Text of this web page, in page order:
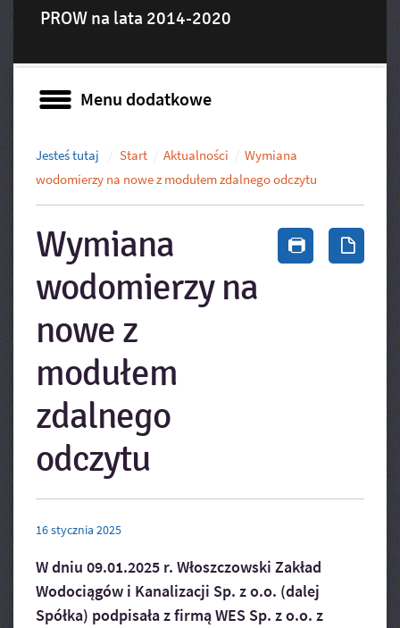
PROW na lata 2014-2020
Menu dodatkowe
Menu dodatkowe
Jesteś tutaj Start Aktualności
Wymiana
wodomierzy na nowe z modułem zdalnego odczytu
Wymiana
wodomierzy na
nowe z
modułem
zdalnego
odczytu
16stycznia 2025
Drukuj
W dniu 09.01.2025 r. Włoszczowski Zakład
Wodociągów i Kanalizacji Sp. z o.o. (dalej
Spółka) podpisała z firmą WES Sp. z o.o. z